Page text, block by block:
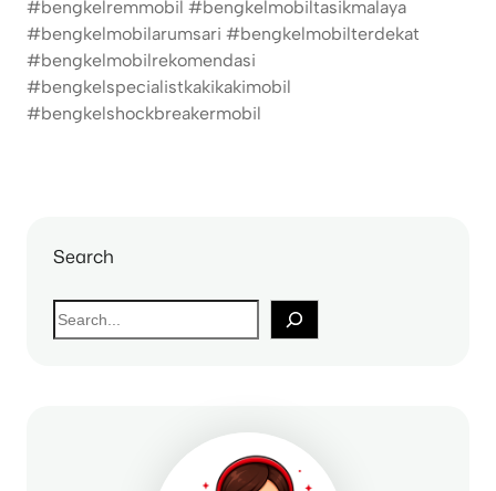
#bengkelremmobil #bengkelmobiltasikmalaya
#bengkelmobilarumsari #bengkelmobilterdekat
#bengkelmobilrekomendasi
#bengkelspecialistkakikakimobil
#bengkelshockbreakermobil
Search
S
e